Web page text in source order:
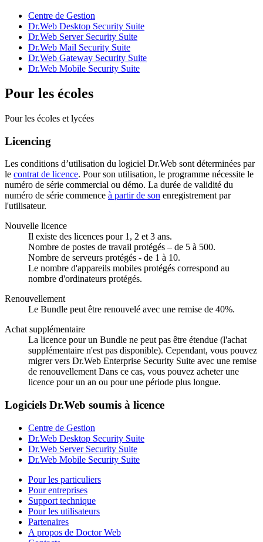
Centre de Gestion
Dr.Web Desktop Security Suite
Dr.Web Server Security Suite
Dr.Web Mail Security Suite
Dr.Web Gateway Security Suite
Dr.Web Mobile Security Suite
Pour les écoles
Pour les écoles et lycées
Licencing
Les conditions d’utilisation du logiciel Dr.Web sont déterminées par
le contrat de licence. Pour son utilisation, le programme nécessite le
numéro de série commercial ou démo. La durée de validité du
numéro de série commence à partir de son enregistrement par
l'utilisateur.
Nouvelle licence
Il existe des licences pour 1, 2 et 3 ans.
Nombre de postes de travail protégés – de 5 à 500.
Nombre de serveurs protégés - de 1 à 10.
Le nombre d'appareils mobiles protégés correspond au
nombre d'ordinateurs protégés.
Renouvellement
Le Bundle peut être renouvelé avec une remise de 40%.
Achat supplémentaire
La licence pour un Bundle ne peut pas être étendue (l'achat
supplémentaire n'est pas disponible). Cependant, vous pouvez
migrer vers Dr.Web Enterprise Security Suite avec une remise
de renouvellement Dans ce cas, vous pouvez acheter une
licence pour un an ou pour une période plus longue.
Logiciels Dr.Web soumis à licence
Centre de Gestion
Dr.Web Desktop Security Suite
Dr.Web Server Security Suite
Dr.Web Mobile Security Suite
Pour les particuliers
Pour entreprises
Support technique
Pour les utilisateurs
Partenaires
A propos de Doctor Web